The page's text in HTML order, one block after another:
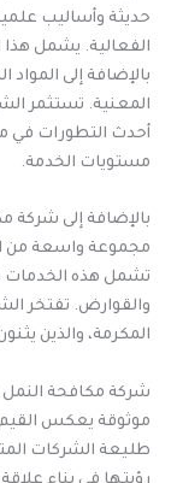
حديثة وأساليب
الفعالية. يشمل هذا
بالإضافة إلى
المعنية. تستثمر
أحدث التطورات في
مستويات الخدمة.
بالإضافة إلى شركة
مجموعة واسعة من
تشمل هذه الخدمات
والقوارض. تفتخر
المكرمة، والذين
شركة مكافحة النمل
موثوقة يعكس القيم
طليعة الشركات